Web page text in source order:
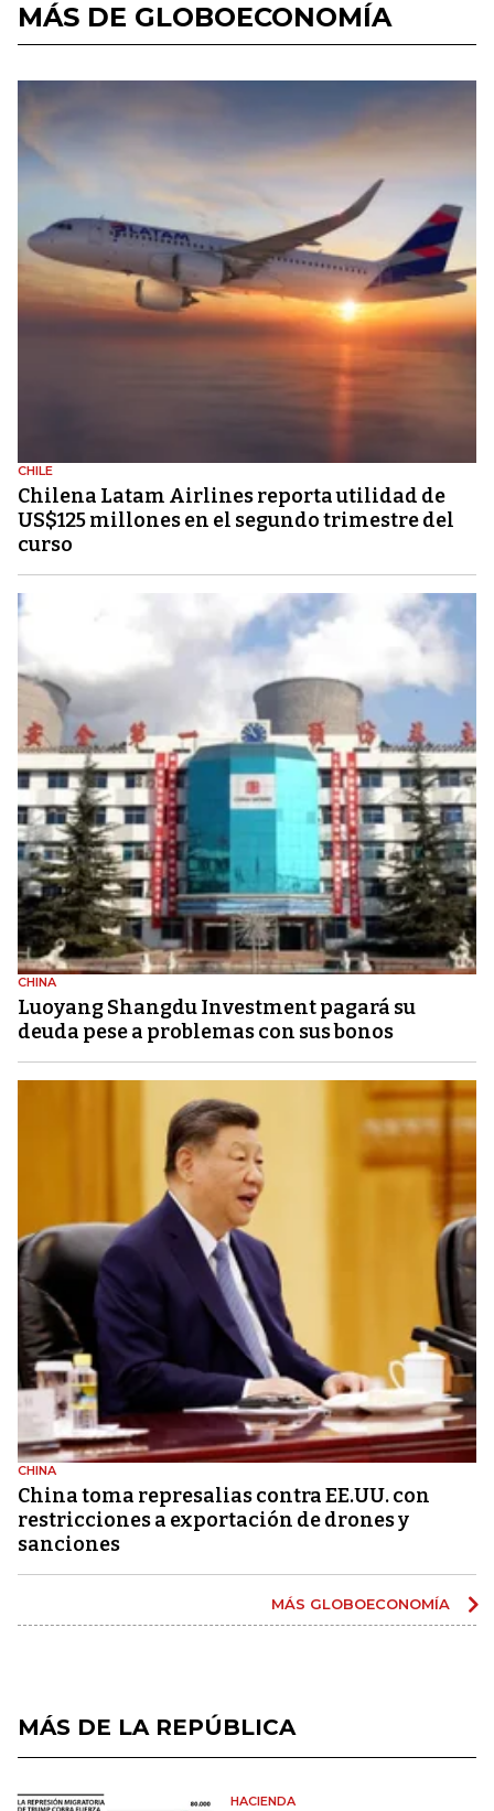
MÁS DE GLOBOECONOMÍA
CHILE
Chilena Latam Airlines reporta utilidad de
US$125 millones en el segundo trimestre del
curso
CHINA
Luoyang Shangdu Investment pagará su
deuda pese a problemas con sus bonos
CHINA
China toma represalias contra EE.UU. con
restricciones a exportación de drones y
sanciones
MÁS GLOBOECONOMÍA
MÁS DE LA REPÚBLICA
HACIENDA